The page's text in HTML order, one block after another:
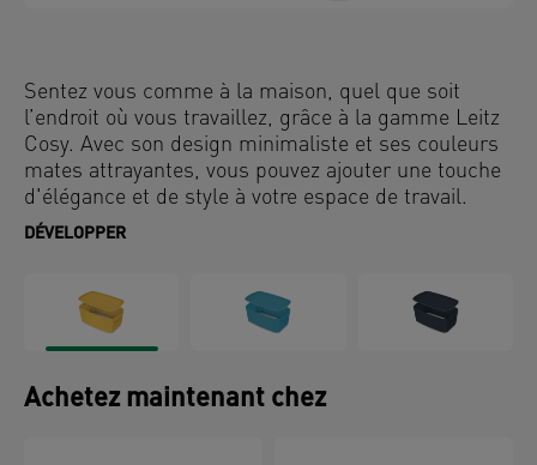
Sentez vous comme à la maison, quel que soit
l’endroit où vous travaillez, grâce à la gamme Leitz
Cosy. Avec son design minimaliste et ses couleurs
mates attrayantes, vous pouvez ajouter une touche
d'élégance et de style à votre espace de travail.
Cette boîte de rangement est robuste et idéale pour
outils, les documents A5 ou les produits de
nettoyage. MyBox est certifié "Food safe" et convient
aux aliments chauds et froids. Elle permet de
stocker du thé, du café, du lait et du sucre ou
même des fruits sur le comptoir de la cuisine à la
DÉVELOPPER
Achetez maintenant chez